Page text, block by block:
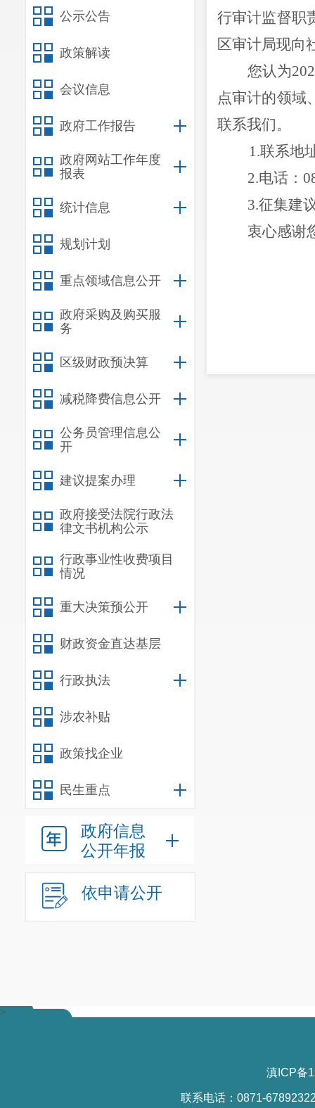
公示公告
政策解读
会议信息
政府工作报告
政府网站工作年度
报表
统计信息
规划计划
重点领域信息公开
政府采购及购买服
务
区级财政预决算
减税降费信息公开
公务员管理信息公
开
建议提案办理
政府接受法院行政法
律文书机构公示
行政事业性收费项目
情况
重大决策预公开
财政资金直达基层
行政执法
涉农补贴
政策找企业
民生重点
政府信息
公开年报
依申请公开
行审计监督职
区审计局现向
您认为
点审计的领域
联系我们。
1.联系地
2.电话：
3.征集建
衷心感谢
>
滇ICP备
联系电话：0871-